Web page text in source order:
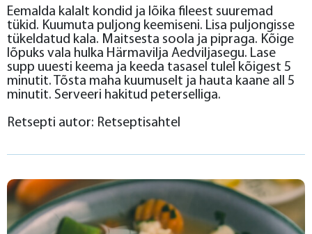
Eemalda kalalt kondid ja lõika fileest suuremad
tükid. Kuumuta puljong keemiseni. Lisa puljongisse
tükeldatud kala. Maitsesta soola ja pipraga. Kõige
lõpuks vala hulka Härmavilja Aedviljasegu. Lase
supp uuesti keema ja keeda tasasel tulel kõigest 5
minutit. Tõsta maha kuumuselt ja hauta kaane all 5
minutit. Serveeri hakitud peterselliga.
Retsepti autor: Retseptisahtel